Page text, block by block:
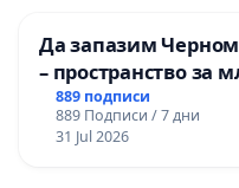
Да запазим
– пространство за
889 подписи
889 Подписи / 7 дни
31 Jul 2026